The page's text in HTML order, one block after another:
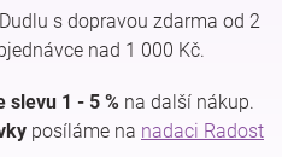
s dopravou zdarma od 2
nad 1 000 Kč.
slevu 1 - 5 % na další nákup.
posíláme na nadaci Radost